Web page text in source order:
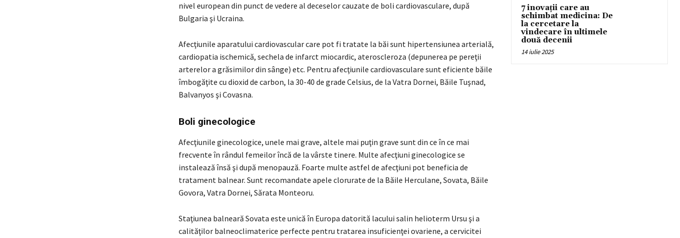
nivel european din punct de vedere al deceselor cauzate de boli cardiovasculare, după
Bulgaria şi Ucraina.
Afecţiunile aparatului cardiovascular care pot fi tratate la băi sunt hipertensiunea arterială,
cardiopatia ischemică, sechela de infarct miocardic, ateroscleroza (depunerea pe pereţii
arterelor a grăsimilor din sânge) etc. Pentru afecţiunile cardiovasculare sunt eficiente băile
îmbogăţite cu dioxid de carbon, la 30-40 de grade Celsius, de la Vatra Dornei, Băile Tuşnad,
Balvanyos şi Covasna.
Boli ginecologice
Afecţiunile ginecologice, unele mai grave, altele mai puţin grave sunt din ce în ce mai
frecvente în rândul femeilor încă de la vârste tinere. Multe afecţiuni ginecologice se
instalează însă şi după menopauză. Foarte multe astfel de afecţiuni pot beneficia de
tratament balnear. Sunt recomandate apele clorurate de la Băile Herculane, Sovata, Băile
Govora, Vatra Dornei, Sărata Monteoru.
Staţiunea balneară Sovata este unică în Europa datorită lacului salin helioterm Ursu şi a
calităţilor balneoclimaterice perfecte pentru tratarea insuficienţei ovariene, a cervicitei
7 inovații care au
schimbat medicina: De
la cercetare la
vindecare în ultimele
două decenii
14 iulie 2025